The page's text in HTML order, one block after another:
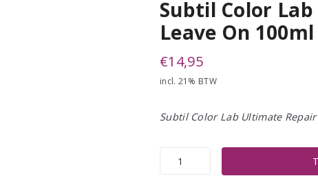
Subtil Color
Leave On 100ml
€14,95
incl. 21% BTW
Subtil Color Lab Ultimate
Subtil